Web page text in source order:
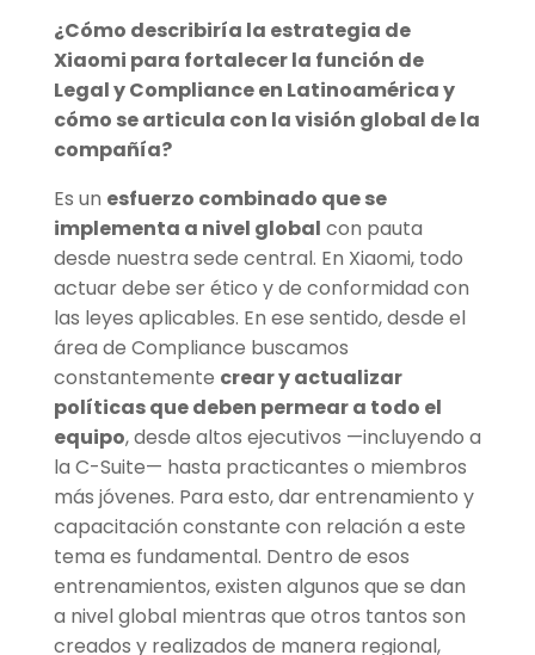
¿Cómo describiría la estrategia de
Xiaomi para fortalecer la función de
Legal y Compliance en Latinoamérica y
cómo se articula con la visión global de la
compañía?
Es un esfuerzo combinado que se
implementa a nivel global con pauta
desde nuestra sede central. En Xiaomi, todo
actuar debe ser ético y de conformidad con
las leyes aplicables. En ese sentido, desde el
área de Compliance buscamos
constantemente crear y actualizar
políticas que deben permear a todo el
equipo, desde altos ejecutivos —incluyendo a
la C-Suite— hasta practicantes o miembros
más jóvenes. Para esto, dar entrenamiento y
capacitación constante con relación a este
tema es fundamental. Dentro de esos
entrenamientos, existen algunos que se dan
a nivel global mientras que otros tantos son
creados y realizados de manera regional,